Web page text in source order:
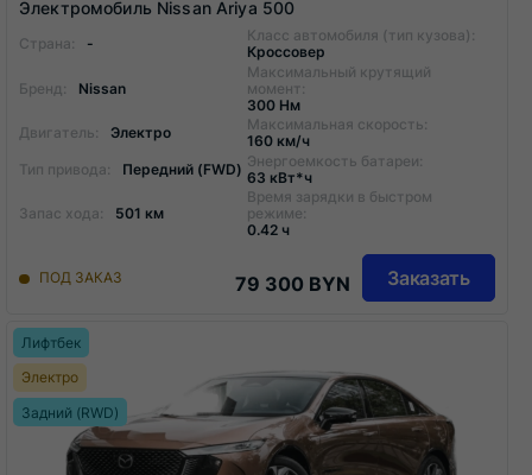
Электромобиль Nissan Ariya 500
Страна: -
Класс автомобиля (тип кузова):
Кроссовер
Бренд: Nissan
Максимальный крутящий
момент:
300 Нм
Двигатель:
Электро
Максимальная скорость:
160 км/ч
Тип привода:
Передний (FWD) Энергоемкость батареи:
63 кВт*ч
Запас хода: 501 км
Время зарядки в быстром
режиме:
0.42 ч
ПОД ЗАКАЗ 79 300 BYN Заказать
Лифтбек
Электро
Задний (RWD)